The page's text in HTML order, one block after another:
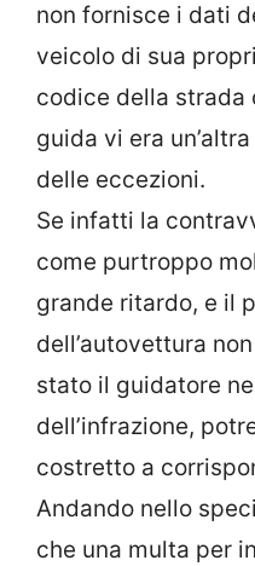
non fornisce i dati
veicolo di sua
codice della strada
guida vi era
delle eccezioni.
Se infatti la
come purtroppo
grande ritardo, e il
dell’autovettura
stato il guidatore
dell’infrazione,
costretto a
Andando nello
che una multa per